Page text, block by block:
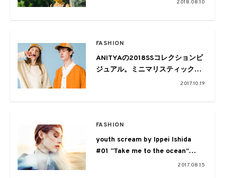
2018.08.10
FASHION
ANITYAの2018SSコレクションビ
ジュアル。ミニマリスティックな
2017.10.19
FASHION
youth scream by Ippei Ishida
#01 “Take me to the ocean”
Costarring Munehiro Hoashi2017.08.15